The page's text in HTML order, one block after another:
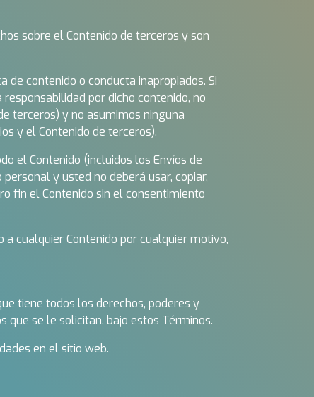
sobre el Contenido de terceros y son
contenido o conducta inapropiados. Si
por dicho contenido, no
terceros) y no asumimos ninguna
y el Contenido de terceros).
el Contenido (incluidos los Envíos de
y usted no deberá usar, copiar,
fin el Contenido sin el consentimiento
cualquier Contenido por cualquier motivo,
tiene todos los derechos, poderes y
que se le solicitan. bajo estos Términos.
en el sitio web.